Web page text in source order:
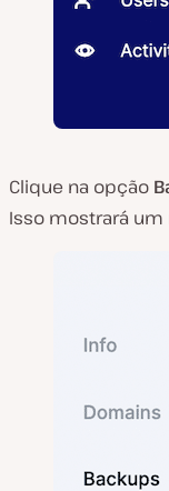
Clique na opção
Isso mostrará